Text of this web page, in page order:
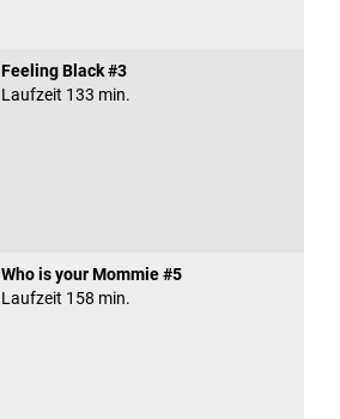
Feeling Black #3
Laufzeit 133 min.
Who is your Mommie #5
Laufzeit 158 min.